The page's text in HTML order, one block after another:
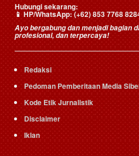
Hubungi sekarang:
📱HP/WhatsApp:(+62) 853 7768
Ayo bergabung dan menjadi bagian
profesional, dan terpercaya!
Redaksi
Pedoman Pemberitaan Media
Kode Etik Jurnalistik
Disclaimer
Iklan